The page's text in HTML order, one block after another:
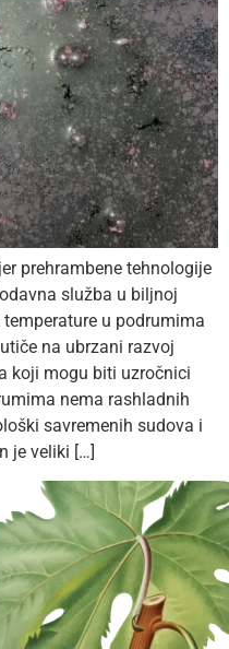
prehrambene tehnologije
služba u biljnoj
u podrumima
na ubrzani razvoj
koji mogu biti uzročnici
nema rashladnih
savremenih sudova i
je veliki […]